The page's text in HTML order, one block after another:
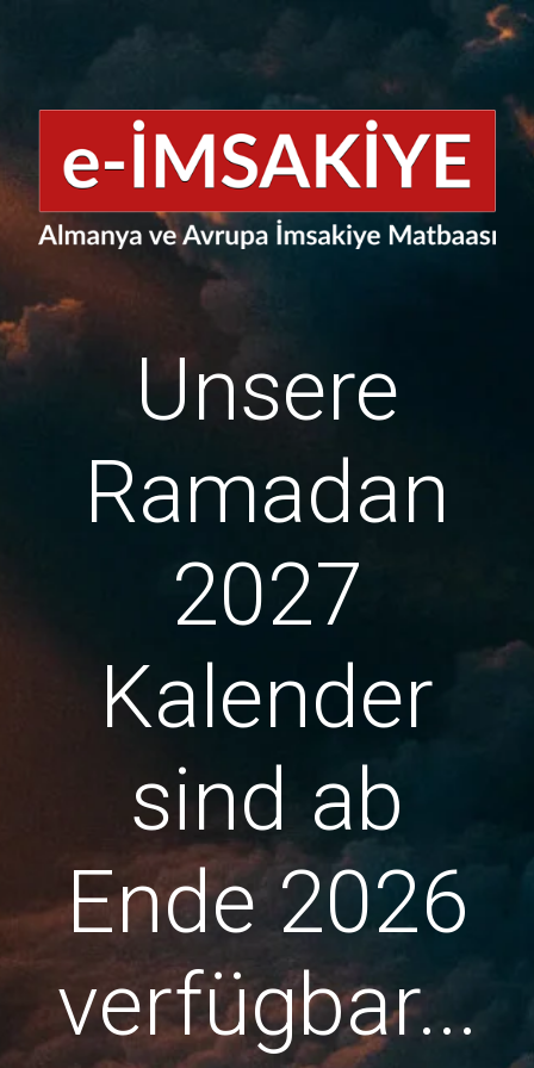
Unsere
Ramadan
2027
Kalender
sind ab
Ende 2026
verfügbar...